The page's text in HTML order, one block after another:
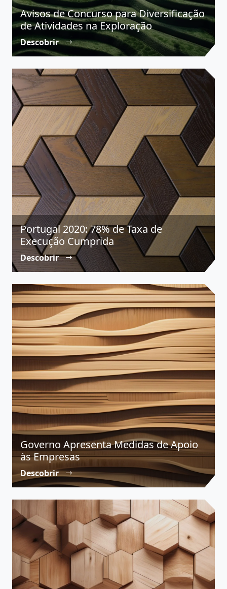
Avisos de Concurso para Diversificação
de Atividades na Exploração
Descobrir
Portugal 2020: 78% de Taxa de
Execução Cumprida
Descobrir
Governo Apresenta Medidas de Apoio
às Empresas
Descobrir